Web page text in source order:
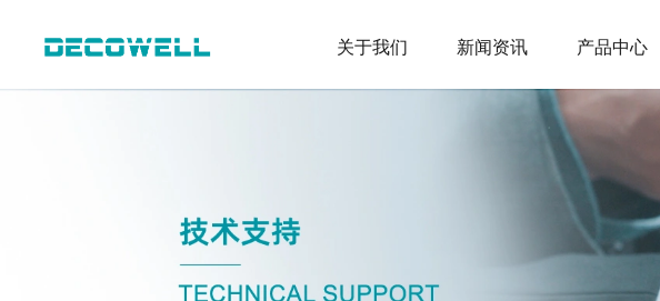
关于我们 新闻资讯 产品中心